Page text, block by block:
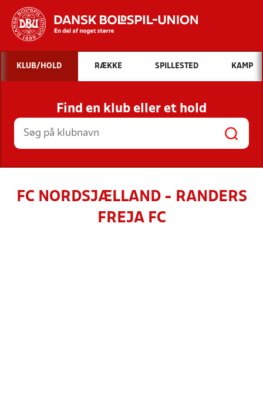
Hvad vil du søge efter?
INDHOLD OG NYHEDER
STILLINGER, RESULTATER, KLUBBER OG
HOLD
KLUB/HOLD RÆKKE SPILLESTED KAMP
Find en klub eller et hold
FC NORDSJÆLLAND - RANDERS
FREJA FC